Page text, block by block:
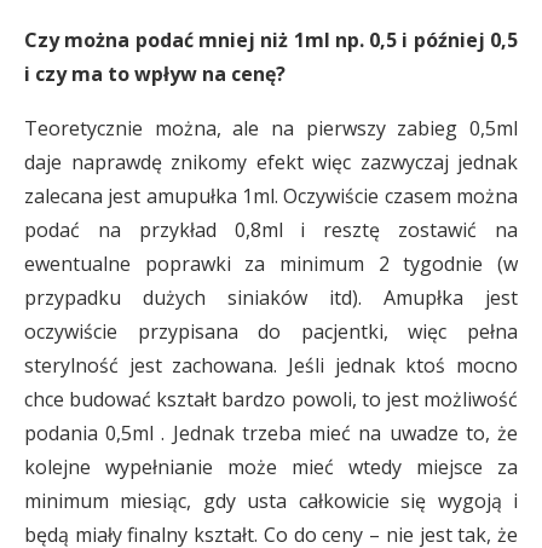
Czy można podać mniej niż 1ml np. 0,5 i później 0,5
i czy ma to wpływ na cenę?
Teoretycznie można, ale na pierwszy zabieg 0,5ml
daje naprawdę znikomy efekt więc zazwyczaj jednak
zalecana jest amupułka 1ml. Oczywiście czasem można
podać na przykład 0,8ml i resztę zostawić na
ewentualne poprawki za minimum 2 tygodnie (w
przypadku dużych siniaków itd). Amupłka jest
oczywiście przypisana do pacjentki, więc pełna
sterylność jest zachowana. Jeśli jednak ktoś mocno
chce budować kształt bardzo powoli, to jest możliwość
podania 0,5ml . Jednak trzeba mieć na uwadze to, że
kolejne wypełnianie może mieć wtedy miejsce za
minimum miesiąc, gdy usta całkowicie się wygoją i
będą miały finalny kształt. Co do ceny – nie jest tak, że